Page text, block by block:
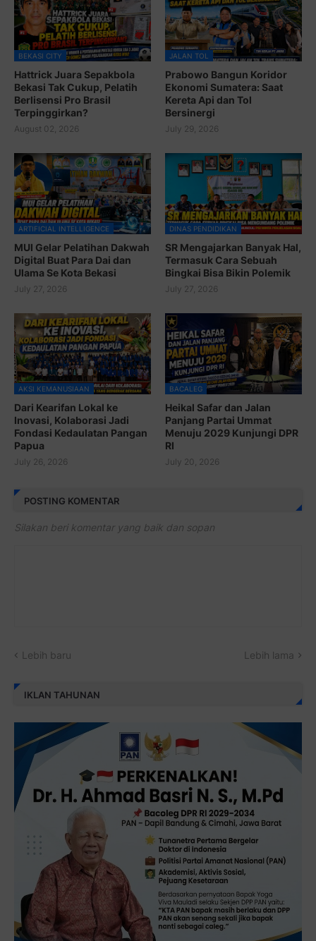
BEKASI CITY
Hattrick Juara Sepakbola
Bekasi Tak Cukup, Pelatih
Berlisensi Pro Brasil
Terpinggirkan?
August 02, 2026
JALAN TOL
Prabowo Bangun Koridor
Ekonomi Sumatera: Saat
Kereta Api dan Tol
Bersinergi
July 29, 2026
ARTIFICIAL INTELLIGENCE
MUI Gelar Pelatihan Dakwah
Digital Buat Para Dai dan
Ulama Se Kota Bekasi
July 27, 2026
DINAS PENDIDIKAN
SR Mengajarkan Banyak Hal,
Termasuk Cara Sebuah
Bingkai Bisa Bikin Polemik
July 27, 2026
AKSI KEMANUSIAAN
Dari Kearifan Lokal ke
Inovasi, Kolaborasi Jadi
Fondasi Kedaulatan Pangan
Papua
July 26, 2026
BACALEG
Heikal Safar dan Jalan
Panjang Partai Ummat
Menuju 2029 Kunjungi DPR
RI
July 20, 2026
POSTING KOMENTAR
Silakan beri komentar yang baik dan sopan
Lebih baru Lebih lama
IKLAN TAHUNAN